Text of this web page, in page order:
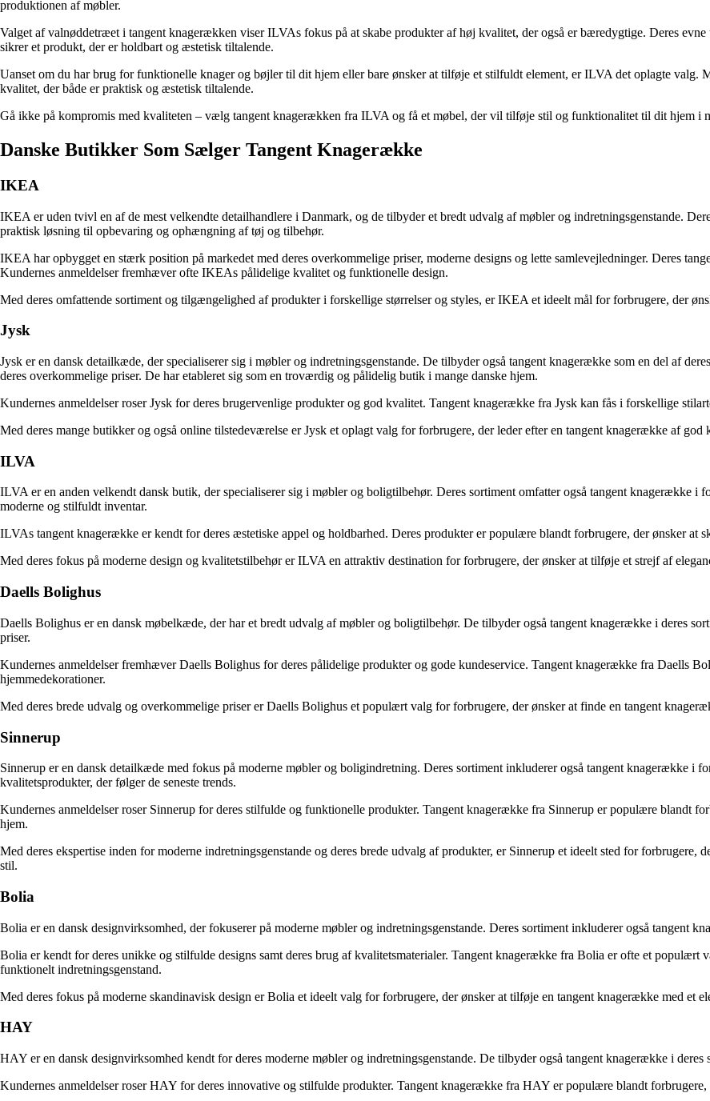
produktionen af møbler.
Valget af valnøddetræet i tangent knagerækken viser ILVAs fokus på at skabe produkter af høj kvalitet, der også er bæredygtige. Deres
sikrer et produkt, der er holdbart og æstetisk tiltalende.
Uanset om du har brug for funktionelle knager og bøjler til dit hjem eller bare ønsker at tilføje et stilfuldt element, er ILVA det oplagte valg.
kvalitet, der både er praktisk og æstetisk tiltalende.
Gå ikke på kompromis med kvaliteten – vælg tangent knagerækken fra ILVA og få et møbel, der vil tilføje stil og funktionalitet til dit hjem i
Danske Butikker Som Sælger Tangent Knagerække
IKEA
IKEA er uden tvivl en af de mest velkendte detailhandlere i Danmark, og de tilbyder et bredt udvalg af møbler og indretningsgenstande.
praktisk løsning til opbevaring og ophængning af tøj og tilbehør.
IKEA har opbygget en stærk position på markedet med deres overkommelige priser, moderne designs og lette samlevejledninger. Deres
Kundernes anmeldelser fremhæver ofte IKEAs pålidelige kvalitet og funktionelle design.
Med deres omfattende sortiment og tilgængelighed af produkter i forskellige størrelser og styles, er IKEA et ideelt mål for forbrugere, der
Jysk
Jysk er en dansk detailkæde, der specialiserer sig i møbler og indretningsgenstande. De tilbyder også tangent knagerække som en del af
deres overkommelige priser. De har etableret sig som en troværdig og pålidelig butik i mange danske hjem.
Kundernes anmeldelser roser Jysk for deres brugervenlige produkter og god kvalitet. Tangent knagerække fra Jysk kan fås i forskellige
Med deres mange butikker og også online tilstedeværelse er Jysk et oplagt valg for forbrugere, der leder efter en tangent knagerække af
ILVA
ILVA er en anden velkendt dansk butik, der specialiserer sig i møbler og boligtilbehør. Deres sortiment omfatter også tangent knagerække i
moderne og stilfuldt inventar.
ILVAs tangent knagerække er kendt for deres æstetiske appel og holdbarhed. Deres produkter er populære blandt forbrugere, der ønsker at
Med deres fokus på moderne design og kvalitetstilbehør er ILVA en attraktiv destination for forbrugere, der ønsker at tilføje et strejf af
Daells Bolighus
Daells Bolighus er en dansk møbelkæde, der har et bredt udvalg af møbler og boligtilbehør. De tilbyder også tangent knagerække i deres
priser.
Kundernes anmeldelser fremhæver Daells Bolighus for deres pålidelige produkter og gode kundeservice. Tangent knagerække fra Daells
hjemmedekorationer.
Med deres brede udvalg og overkommelige priser er Daells Bolighus et populært valg for forbrugere, der ønsker at finde en tangent
Sinnerup
Sinnerup er en dansk detailkæde med fokus på moderne møbler og boligindretning. Deres sortiment inkluderer også tangent knagerække i
kvalitetsprodukter, der følger de seneste trends.
Kundernes anmeldelser roser Sinnerup for deres stilfulde og funktionelle produkter. Tangent knagerække fra Sinnerup er populære blandt
hjem.
Med deres ekspertise inden for moderne indretningsgenstande og deres brede udvalg af produkter, er Sinnerup et ideelt sted for forbrugere,
stil.
Bolia
Bolia er en dansk designvirksomhed, der fokuserer på moderne møbler og indretningsgenstande. Deres sortiment inkluderer også tangent
Bolia er kendt for deres unikke og stilfulde designs samt deres brug af kvalitetsmaterialer. Tangent knagerække fra Bolia er ofte et populært
funktionelt indretningsgenstand.
Med deres fokus på moderne skandinavisk design er Bolia et ideelt valg for forbrugere, der ønsker at tilføje en tangent knagerække med et
HAY
HAY er en dansk designvirksomhed kendt for deres moderne møbler og indretningsgenstande. De tilbyder også tangent knagerække i
Kundernes anmeldelser roser HAY for deres innovative og stilfulde produkter. Tangent knagerække fra HAY er populære blandt